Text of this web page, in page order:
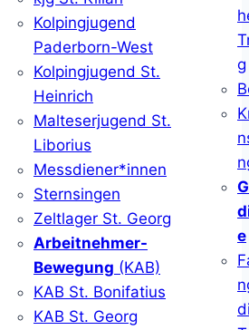
Kolpingjugend
Paderborn-West
Kolpingjugend St.
Heinrich
Malteserjugend St.
Liborius
Messdiener*innen
Sternsingen
Zeltlager St. Georg
Arbeitnehmer-
Bewegung (KAB)
KAB St. Bonifatius
KAB St. Georg
g
e